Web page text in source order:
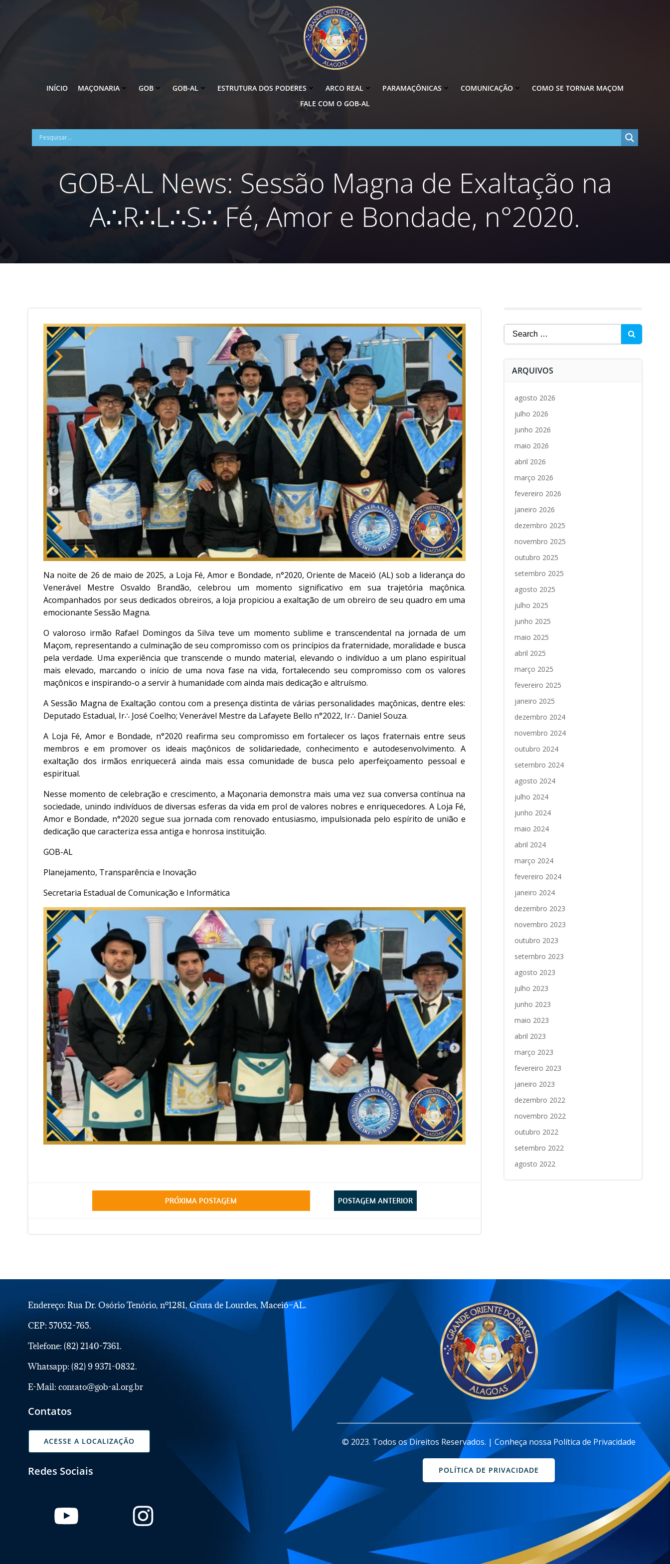
INÍCIO MAÇONARIA GOB GOB-AL ESTRUTURA DOS PODERES ARCO REAL PARAMAÇÔNICAS COMUNICAÇÃO
COMO SE TORNAR MAÇOM
FALE COM O GOB-AL
GOB-AL News: Sessão Magna de Exaltação na
A∴R∴L∴S∴ Fé, Amor e Bondade, n°2020.
Na noite de 26 de maio de 2025, a Loja Fé, Amor e Bondade, n°2020, Oriente de Maceió (AL) sob a liderança do
Venerável Mestre Osvaldo Brandão, celebrou um momento significativo em sua trajetória maçônica.
Acompanhados por seus dedicados obreiros, a loja propiciou a exaltação de um obreiro de seu quadro em uma
emocionante Sessão Magna.
O valoroso irmão Rafael Domingos da Silva teve um momento sublime e transcendental na jornada de um
Maçom, representando a culminação de seu compromisso com os princípios da fraternidade, moralidade e busca
pela verdade. Uma experiência que transcende o mundo material, elevando o indivíduo a um plano espiritual
mais elevado, marcando o início de uma nova fase na vida, fortalecendo seu compromisso com os valores
maçônicos e inspirando-o a servir à humanidade com ainda mais dedicação e altruísmo.
A Sessão Magna de Exaltação contou com a presença distinta de várias personalidades maçônicas, dentre eles:
Deputado Estadual, Ir∴ José Coelho; Venerável Mestre da Lafayete Bello n°2022, Ir∴ Daniel Souza.
A Loja Fé, Amor e Bondade, n°2020 reafirma seu compromisso em fortalecer os laços fraternais entre seus
membros e em promover os ideais maçônicos de solidariedade, conhecimento e autodesenvolvimento. A
exaltação dos irmãos enriquecerá ainda mais essa comunidade de busca pelo aperfeiçoamento pessoal e
espiritual.
Nesse momento de celebração e crescimento, a Maçonaria demonstra mais uma vez sua conversa contínua na
sociedade, unindo indivíduos de diversas esferas da vida em prol de valores nobres e enriquecedores. A Loja Fé,
Amor e Bondade, n°2020 segue sua jornada com renovado entusiasmo, impulsionada pelo espírito de união e
dedicação que caracteriza essa antiga e honrosa instituição.
GOB-AL
Planejamento, Transparência e Inovação
Secretaria Estadual de Comunicação e Informática
Post
PRÓXIMA POSTAGEM
Post
POSTAGEM ANTERIOR
Search
for:
ARQUIVOS
agosto 2026
julho 2026
junho 2026
maio 2026
abril 2026
março 2026
fevereiro 2026
janeiro 2026
dezembro 2025
novembro 2025
outubro 2025
setembro 2025
agosto 2025
julho 2025
junho 2025
maio 2025
abril 2025
março 2025
fevereiro 2025
janeiro 2025
dezembro 2024
novembro 2024
outubro 2024
setembro 2024
agosto 2024
julho 2024
junho 2024
maio 2024
abril 2024
março 2024
fevereiro 2024
janeiro 2024
dezembro 2023
novembro 2023
outubro 2023
setembro 2023
agosto 2023
julho 2023
junho 2023
maio 2023
abril 2023
março 2023
fevereiro 2023
janeiro 2023
dezembro 2022
novembro 2022
outubro 2022
setembro 2022
agosto 2022
Endereço: Rua Dr. Osório Tenório, nº1281, Gruta de Lourdes, Maceió–AL.
CEP: 57052-765.
Telefone: (82) 2140-7361.
Whatsapp: (82) 9 9371-0832.
E-Mail: contato@gob-al.org.br
Contatos
ACESSE A LOCALIZAÇÃO
Redes Sociais
_______________________________________________________________________________________
© 2023. Todos os Direitos Reservados. | Conheça nossa Política de Privacidade
POLÍTICA DE PRIVACIDADE